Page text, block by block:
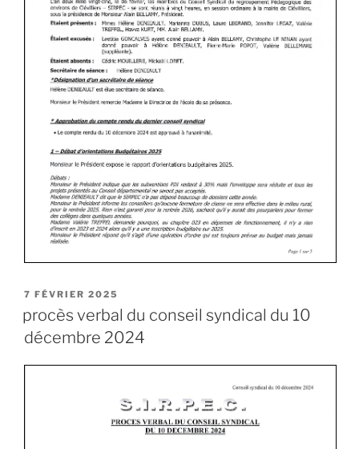
7 FÉVRIER 2025
procès verbal du conseil syndical du 10
décembre 2024